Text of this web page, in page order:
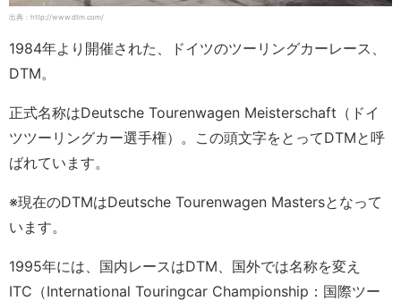
出典：http://www.dtm.com/
1984年より開催された、ドイツのツーリングカーレース、
DTM。
正式名称はDeutsche Tourenwagen Meisterschaft（ドイ
ツツーリングカー選手権）。この頭文字をとってDTMと呼
ばれています。
※現在のDTMはDeutsche Tourenwagen Mastersとなって
います。
1995年には、国内レースはDTM、国外では名称を変え
ITC（International Touringcar Championship：国際ツー